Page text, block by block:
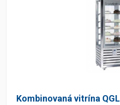
Kombinovaná vitrína